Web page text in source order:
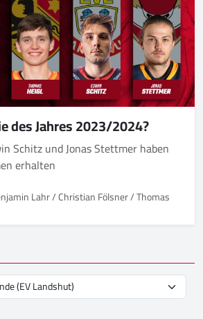
des Jahres 2023/2024?
Schitz und Jonas Stettmer haben
erhalten
Lahr / Christian Fölsner / Thomas